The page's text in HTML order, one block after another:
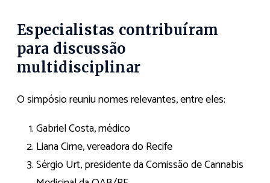
Especialistas contribuíram
para discussão
multidisciplinar
O simpósio reuniu nomes relevantes, entre eles:
Gabriel Costa, médico
Liana Cirne, vereadora do Recife
Sérgio Urt, presidente da Comissão de Cannabis